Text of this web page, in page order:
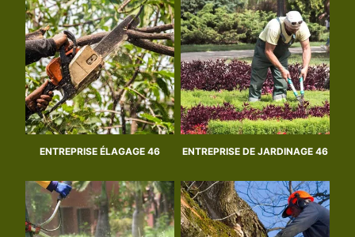
ENTREPRISE ÉLAGAGE 46 ENTREPRISE DE JARDINAGE 46